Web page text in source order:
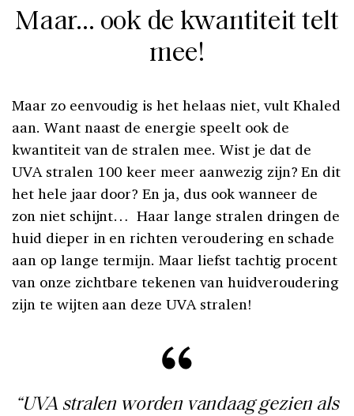
Maar… ook de kwantiteit telt
mee!
Maar zo eenvoudig is het helaas niet, vult Khaled
aan. Want naast de energie speelt ook de
kwantiteit van de stralen mee. Wist je dat de
UVA stralen 100 keer meer aanwezig zijn? En dit
het hele jaar door? En ja, dus ook wanneer de
zon niet schijnt… Haar lange stralen dringen de
huid dieper in en richten veroudering en schade
aan op lange termijn. Maar liefst tachtig procent
van onze zichtbare tekenen van huidveroudering
zijn te wijten aan deze UVA stralen!
“UVA stralen worden vandaag gezien als